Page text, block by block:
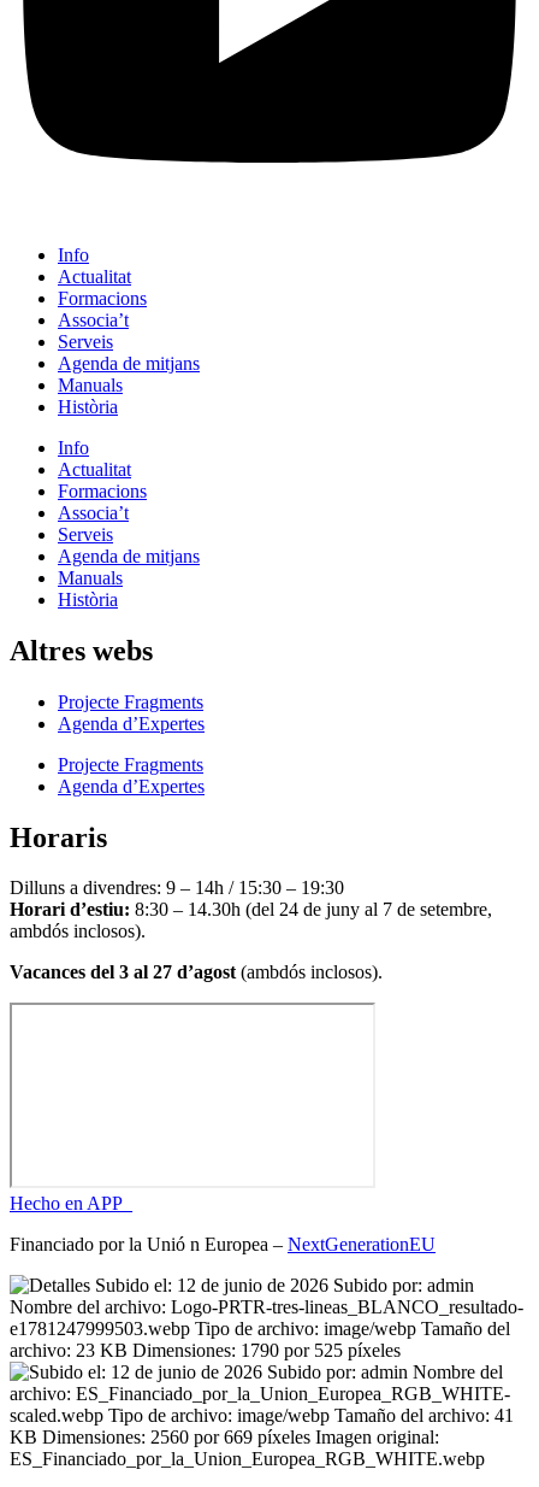
Info
Actualitat
Formacions
Associa’t
Serveis
Agenda de mitjans
Manuals
Història
Info
Actualitat
Formacions
Associa’t
Serveis
Agenda de mitjans
Manuals
Història
Altres webs
Projecte Fragments
Agenda d’Expertes
Projecte Fragments
Agenda d’Expertes
Horaris
Dilluns a divendres: 9 – 14h / 15:30 – 19:30
Horari d’estiu: 8:30 – 14.30h (del 24 de juny al 7 de setembre,
ambdós inclosos).
Vacances del 3 al 27 d’agost(ambdós inclosos).
Hecho en APP_
Financiado por la Unió n Europea – NextGenerationEU